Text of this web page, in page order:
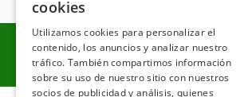
cookies
Utilizamos cookies para personalizar el
contenido, los anuncios y analizar nuestro
tráfico. También compartimos información
sobre su uso de nuestro sitio con nuestros
socios de publicidad y análisis, quienes